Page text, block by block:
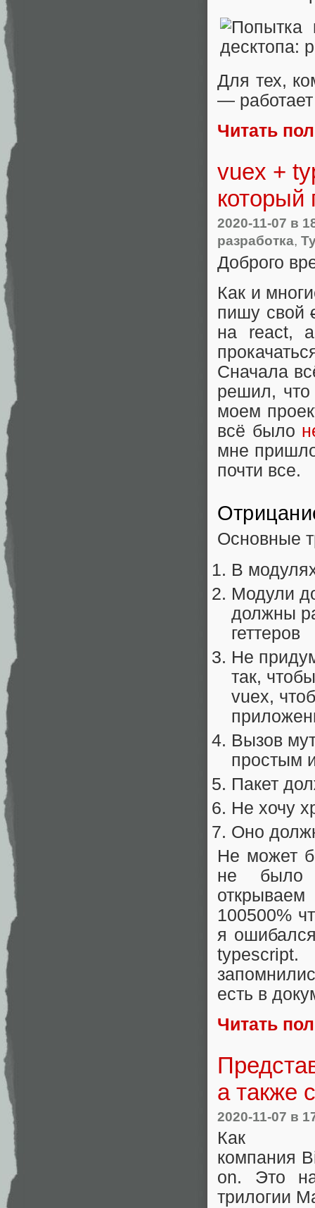
Для тех,
— работает
Читать
vuex +
который
2020-11-07 в
разработка,
Доброго
Как и
пишу свой
на react,
Сначала
решил,
моем
всё было
мне
почти все.
Основные
В
Модули
должны
геттеров
Не
так,
vuex,
Вызов
простым
Пакет
Не хочу
Оно
Не может
не было
открываем
100500%
я
есть в
Читать
а также
2020-11-07 в
компания
on. Это
трилогии